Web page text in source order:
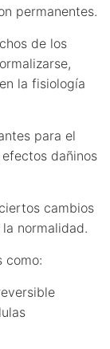
permanentes.
de los
la fisiología
para el
dañinos
cambios
normalidad.
como: